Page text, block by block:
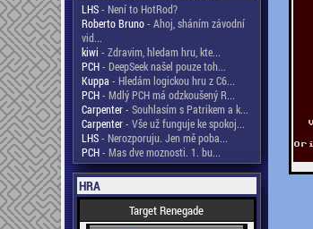
LHS- Není to HotRod?
Roberto Bruno- Ahoj, sháním závodní
vid...
kiwi - Zdravim, hledam hru, kte...
PCH- DeepSeek našel pouze toh...
Kuppa - Hledám logickou hru z C6...
PCH- Mdlý PCH má odzkoušený R...
Carpenter- Souhlasím s Patrikem a k...
Carpenter- Vše už funguje ke spokoj...
LHS- Nerozporuju. Jen mě poba...
PCH- Mas dve moznosti. 1. bu...
HRA
Target Renegade